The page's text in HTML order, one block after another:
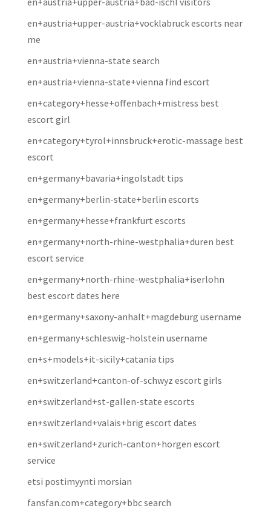
en+austria+upper-austria+vocklabruck escorts near
me
en+austria+vienna-state search
en+austria+vienna-state+vienna find escort
en+category+hesse+offenbach+mistress best
escort girl
en+category+tyrol+innsbruck+erotic-massage best
escort
en+germany+bavaria+ingolstadt tips
en+germany+berlin-state+berlin escorts
en+germany+hesse+frankfurt escorts
en+germany+north-rhine-westphalia+duren best
escort service
en+germany+north-rhine-westphalia+iserlohn
best escort dates here
en+germany+saxony-anhalt+magdeburg username
en+germany+schleswig-holstein username
en+s+models+it-sicily+catania tips
en+switzerland+canton-of-schwyz escort girls
en+switzerland+st-gallen-state escorts
en+switzerland+valais+brig escort dates
en+switzerland+zurich-canton+horgen escort
service
etsi postimyynti morsian
fansfan.com+category+bbc search